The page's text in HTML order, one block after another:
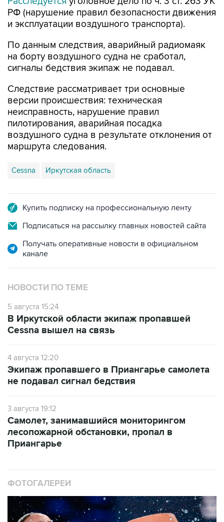
РФ (нарушение правил безопасности движения
и эксплуатации воздушного транспорта).
По данным следствия, аварийный радиомаяк
на борту воздушного судна не сработал,
сигналы бедствия экипаж не подавал.
Следствие рассматривает три основные
версии происшествия: техническая
неисправность, нарушение правил
пилотирования, аварийная посадка
воздушного судна в результате отклонения от
маршрута следования.
Cessna Иркутская область
Купить подписку на профессиональную ленту
Подписаться на рассылку главных новостей сайта
Получать оперативные новости в официальном
канале
НОВОСТИ ПО ТЕМЕ
5 августа 15:24
В Иркутской области экипаж пропавшей
Cessna вышел на связь
4 августа 12:20
Экипаж пропавшего в Приангарье самолета
не подавал сигнал бедствия
3 августа 19:12
Самолет, занимавшийся мониторингом
лесопожарной обстановки, пропал в
Приангарье
ФОТОГАЛЕРЕИ